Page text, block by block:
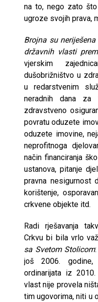
na to, nego zato
ugroze svojih prava,
Brojna su
državnih vlasti
vjerskim
dušobrižništvo u
u redarstvenim
neradnih dana za
zdravstveno
povratu oduzete
oduzete imovine,
neprofitnoga
način financiranja
ustanova, pitanje
pravna nesigurnost
korištenje,
crkvene objekte itd.
Radi rješavanja
Crkvu bi bila vrlo
sa Svetom Stolicom
još 2006.
ordinarijata iz
vlast nije provela
tim ugovorima, niti u